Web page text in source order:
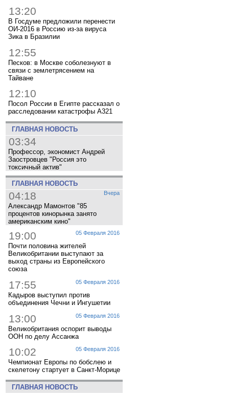
13:20
В Госдуме предложили перенести
ОИ-2016 в Россию из-за вируса
Зика в Бразилии
12:55
Песков: в Москве соболезнуют в
связи с землетрясением на
Тайване
12:10
Посол России в Египте рассказал о
расследовании катастрофы A321
ГЛАВНАЯ НОВОСТЬ
03:34
Профессор, экономист Андрей
Заостровцев "Россия это
токсичный актив"
ГЛАВНАЯ НОВОСТЬ
Вчера
04:18
Александр Мамонтов "85
процентов кинорынка занято
американским кино"
05 Февраля 2016
19:00
Почти половина жителей
Великобритании выступают за
выход страны из Европейского
союза
05 Февраля 2016
17:55
Кадыров выступил против
объединения Чечни и Ингушетии
05 Февраля 2016
13:00
Великобритания оспорит выводы
ООН по делу Ассанжа
05 Февраля 2016
10:02
Чемпионат Европы по бобслею и
скелетону стартует в Санкт-Морице
ГЛАВНАЯ НОВОСТЬ